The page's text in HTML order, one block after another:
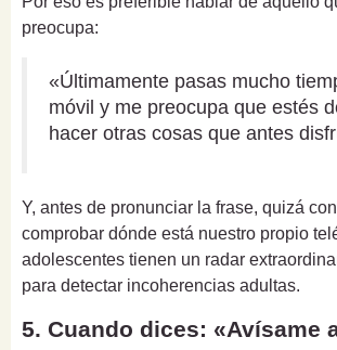
preocupa:
«Últimamente pasas mucho
móvil y me preocupa que estés
hacer otras cosas que antes
Y, antes de pronunciar la frase, quizá
comprobar dónde está nuestro propio
adolescentes tienen un radar
para detectar incoherencias adultas.
5. Cuando dices: «Avísame